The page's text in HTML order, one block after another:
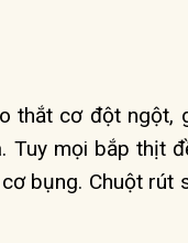
thắt cơ đột
mọi bắp thịt
bụng. Chuột rút